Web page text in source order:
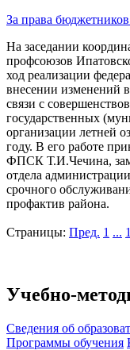
За права
На заседании
профсоюзов
ход реализации
внесении изменений
связи с
государственных
организации летней
году. В его работе
ФПСК Т.И.Чечина,
отдела
срочного
профактив района.
Страницы: Пред. 1 ...
Учебно-
Cведения об
Программы обучения